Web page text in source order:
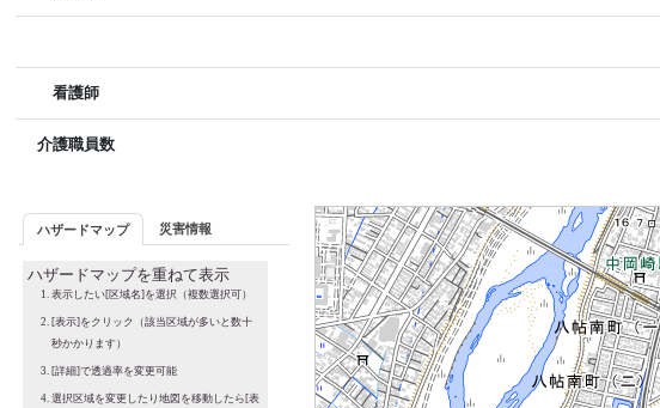
看護師
介護職員数
ハザードマップ 災害情報
ハザードマップを重ねて表示
表示したい[区域名]を選択（複数選択可）
[表示]をクリック（該当区域が多いと数十
秒かかります）
[詳細]で透過率を変更可能
選択区域を変更したり地図を移動したら[表